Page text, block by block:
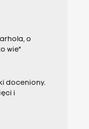
o
wie"
doceniony.
i